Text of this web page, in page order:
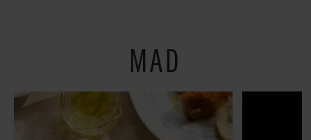
MAD